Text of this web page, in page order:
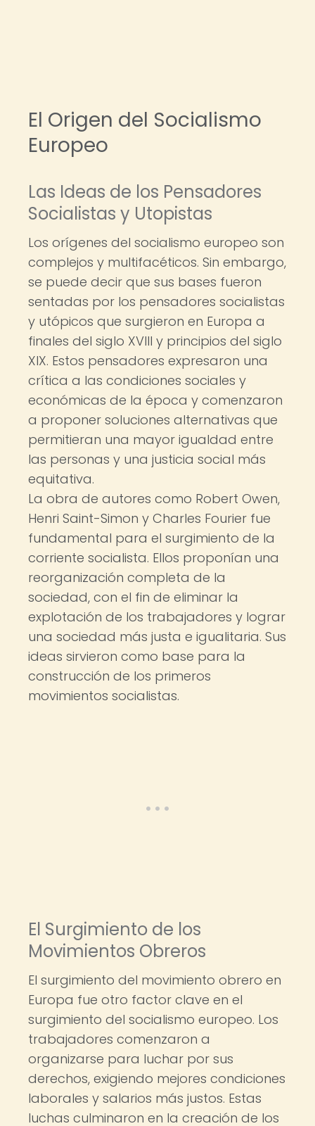
El Origen del Socialismo
Europeo
Las Ideas de los Pensadores
Socialistas y Utopistas
Los orígenes del socialismo europeo son
complejos y multifacéticos. Sin embargo,
se puede decir que sus bases fueron
sentadas por los pensadores socialistas
y utópicos que surgieron en Europa a
finales del siglo XVIII y principios del siglo
XIX. Estos pensadores expresaron una
crítica a las condiciones sociales y
económicas de la época y comenzaron
a proponer soluciones alternativas que
permitieran una mayor igualdad entre
las personas y una justicia social más
equitativa.
La obra de autores como Robert Owen,
Henri Saint-Simon y Charles Fourier fue
fundamental para el surgimiento de la
corriente socialista. Ellos proponían una
reorganización completa de la
sociedad, con el fin de eliminar la
explotación de los trabajadores y lograr
una sociedad más justa e igualitaria. Sus
ideas sirvieron como base para la
construcción de los primeros
movimientos socialistas.
El Surgimiento de los
Movimientos Obreros
El surgimiento del movimiento obrero en
Europa fue otro factor clave en el
surgimiento del socialismo europeo. Los
trabajadores comenzaron a
organizarse para luchar por sus
derechos, exigiendo mejores condiciones
laborales y salarios más justos. Estas
luchas culminaron en la creación de los